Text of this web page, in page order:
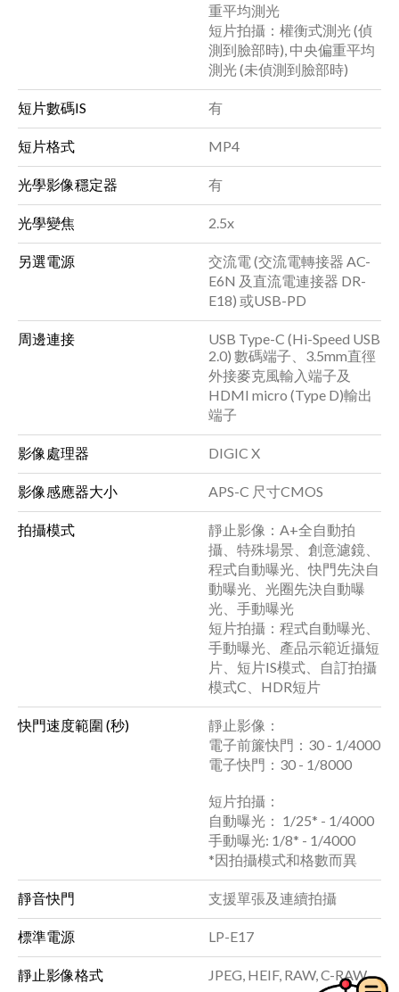
重平均測光
短片拍攝：權衡式測光 (偵
測到臉部時), 中央偏重平均
測光 (未偵測到臉部時)
短片數碼IS 有
短片格式 MP4
光學影像穩定器 有
光學變焦 2.5x
另選電源
交流電 (交流電轉接器 AC-
E6N 及直流電連接器 DR-
E18) 或USB-PD
周邊連接
USB Type-C (Hi-Speed USB
2.0) 數碼端子、3.5mm直徑
外接麥克風輸入端子及
HDMI micro (Type D)輸出
端子
影像處理器 DIGIC X
影像感應器大小 APS-C 尺寸CMOS
拍攝模式
靜止影像：A+全自動拍
攝、特殊場景、創意濾鏡、
程式自動曝光、快門先決自
動曝光、光圈先決自動曝
光、手動曝光
短片拍攝：程式自動曝光、
手動曝光、產品示範近攝短
片、短片IS模式、自訂拍攝
模式C、HDR短片
快門速度範圍 (秒)
靜止影像：
電子前簾快門：30 - 1/4000
電子快門：30 - 1/8000
短片拍攝：
自動曝光： 1/25* - 1/4000
手動曝光: 1/8* - 1/4000
*因拍攝模式和格數而異
靜音快門 支援單張及連續拍攝
標準電源 LP-E17
靜止影像格式 JPEG, HEIF, RAW, C-RAW